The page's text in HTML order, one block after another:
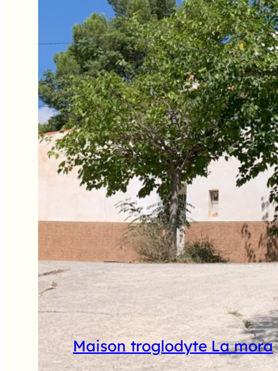
Maison troglodyte La mora